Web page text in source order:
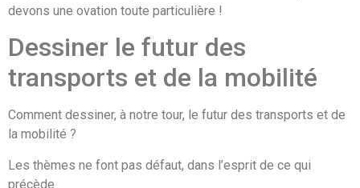
devons une ovation toute particulière !
Dessiner le futur des
transports et de la mobilité
Comment dessiner, à notre tour, le futur des transports et de
la mobilité ?
Les thèmes ne font pas défaut, dans l’esprit de ce qui
précède.